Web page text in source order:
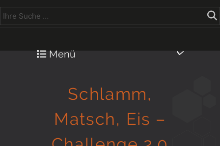
Menü
Gesund in Form
Sauna- und Freizeitcenter
Schlamm,
Matsch, Eis –